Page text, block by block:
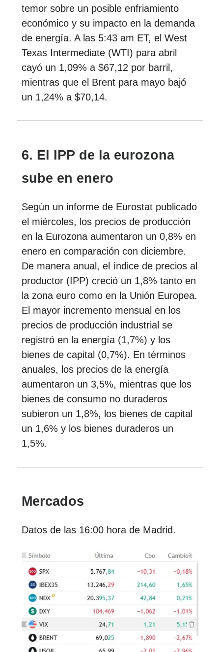
temor sobre un posible enfriamiento
económico y su impacto en la demanda
de energía. A las 5:43 am ET, el West
Texas Intermediate (WTI) para abril
cayó un 1,09% a $67,12 por barril,
mientras que el Brent para mayo bajó
un 1,24% a $70,14.
6. El IPP de la eurozona
sube en enero
Según un informe de Eurostat publicado
el miércoles, los precios de producción
en la Eurozona aumentaron un 0,8% en
enero en comparación con diciembre.
De manera anual, el índice de precios al
productor (IPP) creció un 1,8% tanto en
la zona euro como en la Unión Europea.
El mayor incremento mensual en los
precios de producción industrial se
registró en la energía (1,7%) y los
bienes de capital (0,7%). En términos
anuales, los precios de la energía
aumentaron un 3,5%, mientras que los
bienes de consumo no duraderos
subieron un 1,8%, los bienes de capital
un 1,6% y los bienes duraderos un
1,5%.
Mercados
Datos de las 16:00 hora de Madrid.